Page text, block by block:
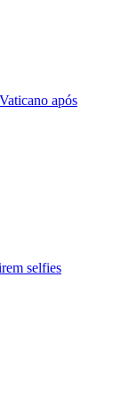
após
selfies